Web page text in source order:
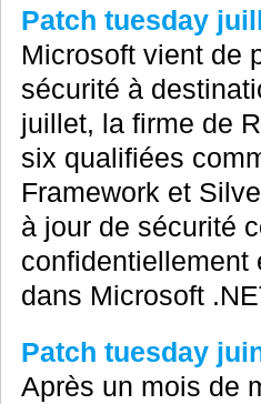
Patch tuesday
Microsoft vient de
sécurité à
juillet, la firme de
six qualifiées
Framework et
à jour de sécurité
confidentiellement
dans Microsoft
Patch tuesday
Après un mois de